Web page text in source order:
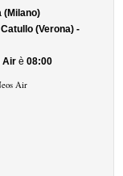
(Milano)
(Verona) -
Air è08:00
Air